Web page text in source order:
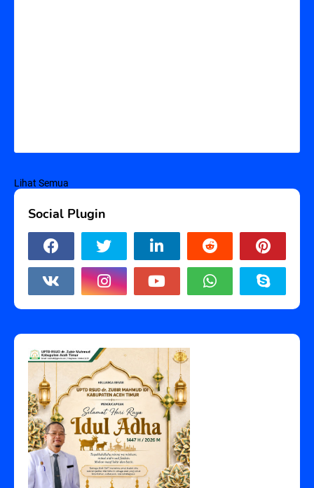
Lihat Semua
Social Plugin